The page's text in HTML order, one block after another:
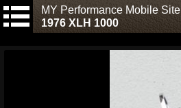
MY Performance Mobile Site
1976 XLH 1000